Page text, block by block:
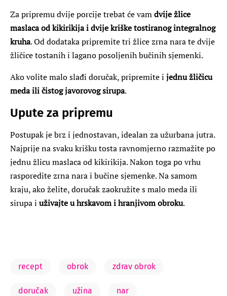
Za pripremu dvije porcije trebat će vamdvije žlice
maslaca od kikirikija i dvije kriške tostiranog integralnog
kruha. Od dodataka pripremite tri žlice zrna nara te dvije
žličice tostanih i lagano posoljenih bučinih sjemenki.
Ako volite malo slađi doručak, pripremite i jednu žličicu
meda ili čistog javorovog sirupa.
Upute za pripremu
Postupak je brz i jednostavan, idealan za užurbana jutra.
Najprije na svaku krišku tosta ravnomjerno razmažite po
jednu žlicu maslaca od kikirikija. Nakon toga po vrhu
rasporedite zrna nara i bučine sjemenke. Na samom
kraju, ako želite, doručak zaokružite s malo meda ili
sirupa i uživajte u hrskavom i hranjivom obroku.
recept obrok zdrav obrok
doručak užina nar